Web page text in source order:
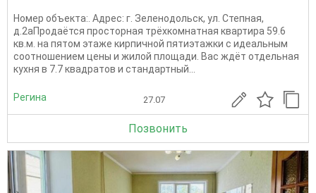
Номер объекта:. Адрес: г. Зеленодольск, ул. Степная,
д.2аПродаётся просторная трёхкомнатная квартира 59.6
кв.м. на пятом этаже кирпичной пятиэтажки с идеальным
соотношением цены и жилой площади. Вас ждёт отдельная
кухня в 7.7 квадратов и стандартный...
Регина 27.07
Позвонить